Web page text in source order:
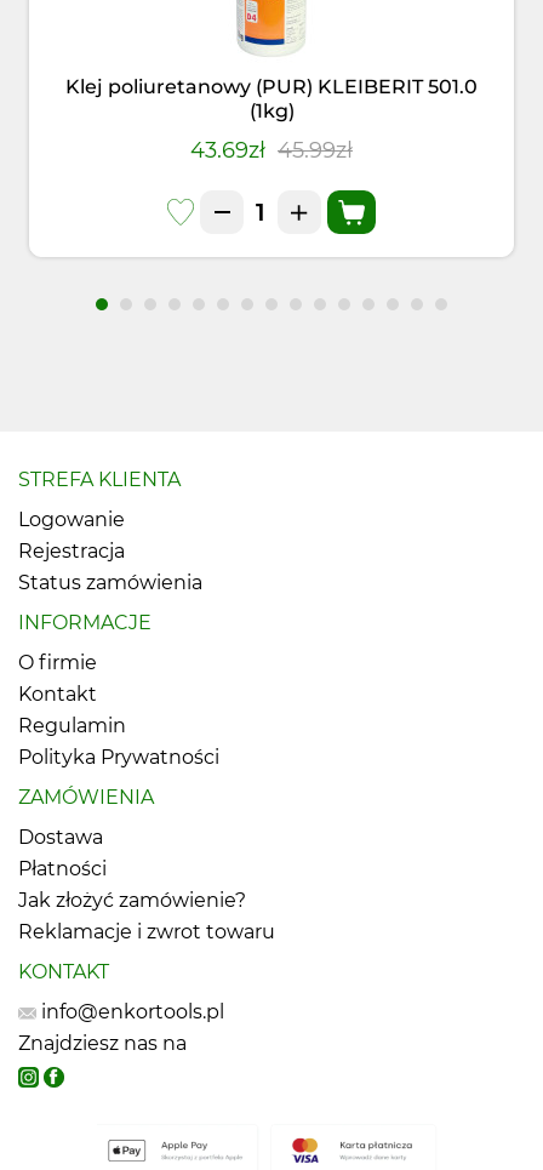
Klej poliuretanowy (PUR) KLEIBERIT 501.0
(1kg)
43.69zł 45.99zł
STREFA KLIENTA
Logowanie
Rejestracja
Status zamówienia
INFORMACJE
O firmie
Kontakt
Regulamin
Polityka Prywatności
ZAMÓWIENIA
Dostawa
Płatności
Jak złożyć zamówienie?
Reklamacje i zwrot towaru
KONTAKT
info@enkortools.pl
Znajdziesz nas na